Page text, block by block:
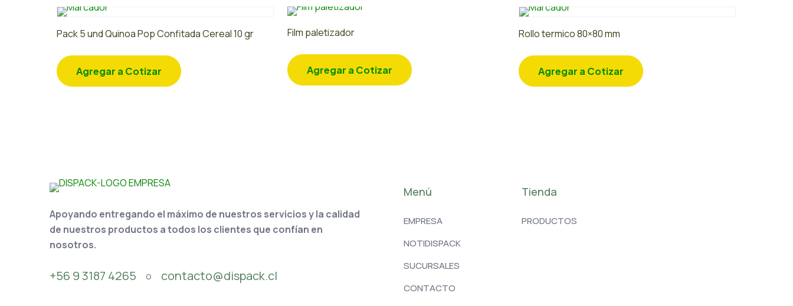
Pack 5 und Quinoa Pop Confitada Cereal 10 gr
Agregar a Cotizar
Film paletizador
Agregar a Cotizar
Rollo termico 80×80 mm
Agregar a Cotizar
Apoyando entregando el máximo de nuestros servicios y la calidad
de nuestros productos a todos los clientes que confían en
nosotros.
+56 9 3187 4265 o contacto@dispack.cl
Menú
EMPRESA
NOTIDISPACK
SUCURSALES
CONTACTO
Tienda
PRODUCTOS